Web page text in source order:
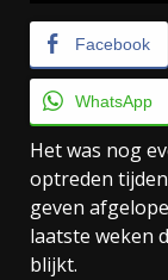
Facebook
WhatsApp
Het was nog
optreden
geven
laatste weken
blijkt.